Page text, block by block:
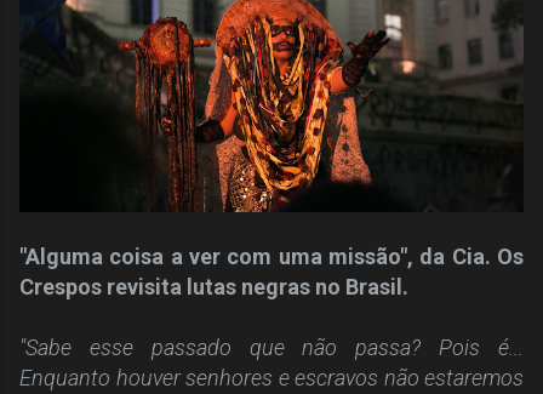
"Alguma coisa a ver com uma missão", da Cia. Os
Crespos revisita lutas negras no Brasil.
"Sabe esse passado que não passa? Pois é...
Enquanto houver senhores e escravos não estaremos